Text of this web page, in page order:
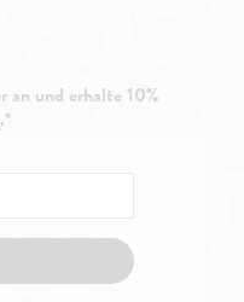
an und erhalte 10%